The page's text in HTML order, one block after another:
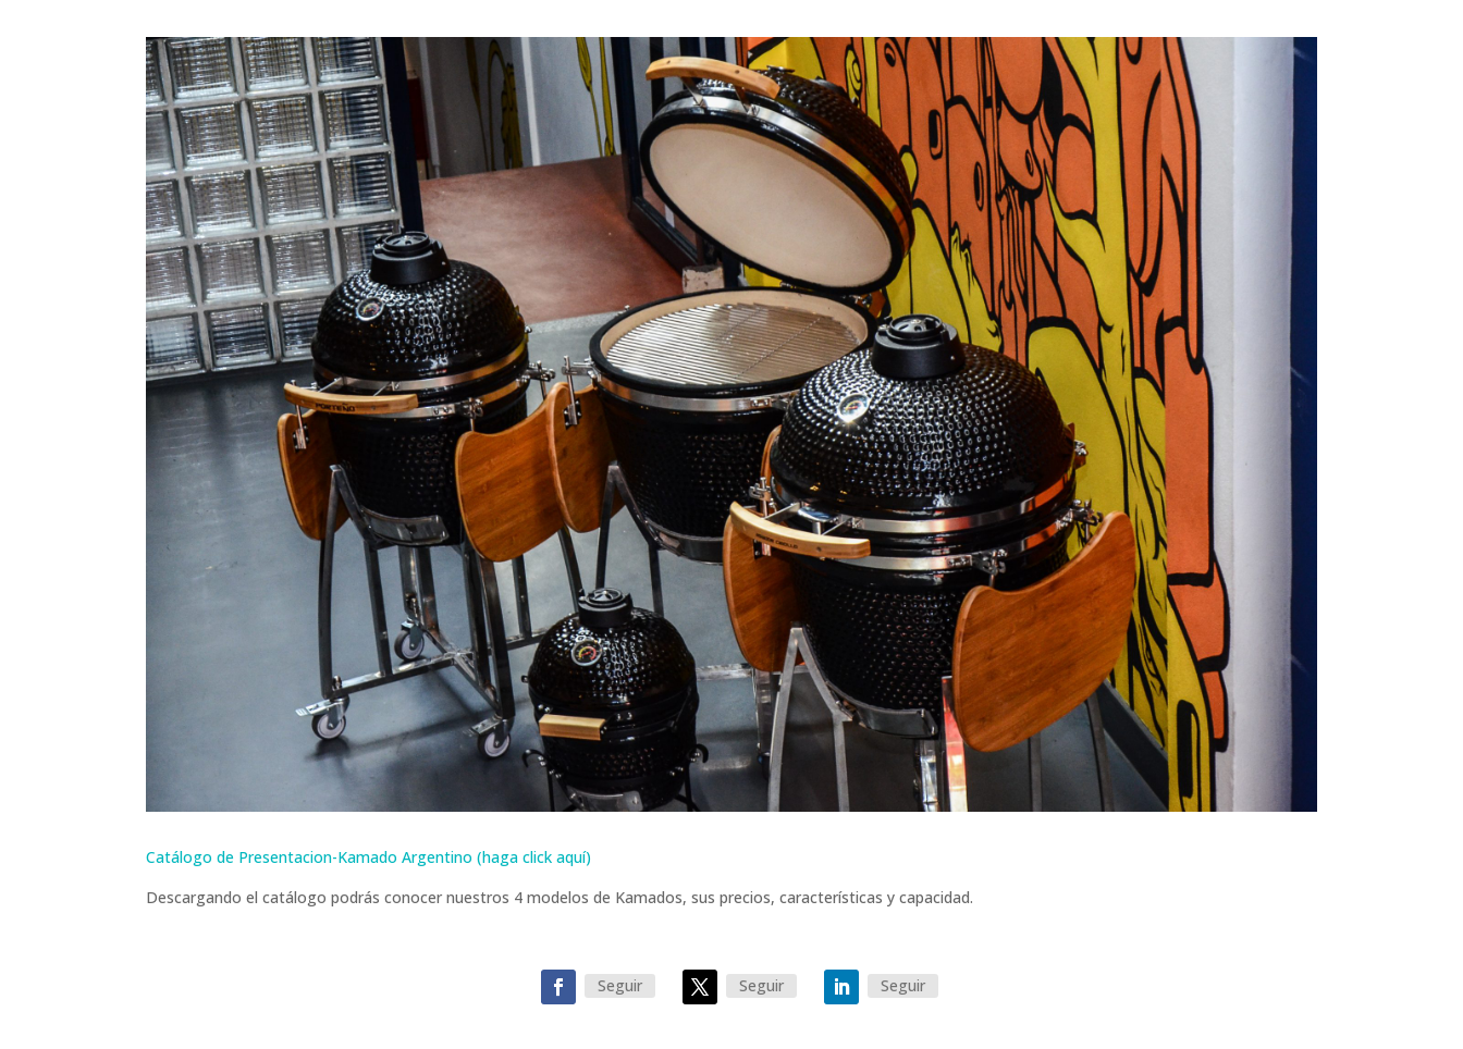
Catálogo de Presentacion-Kamado Argentino (haga click aquí)
Descargando el catálogo podrás conocer nuestros 4 modelos de Kamados, sus precios, características y capacidad.
Seguir Seguir Seguir